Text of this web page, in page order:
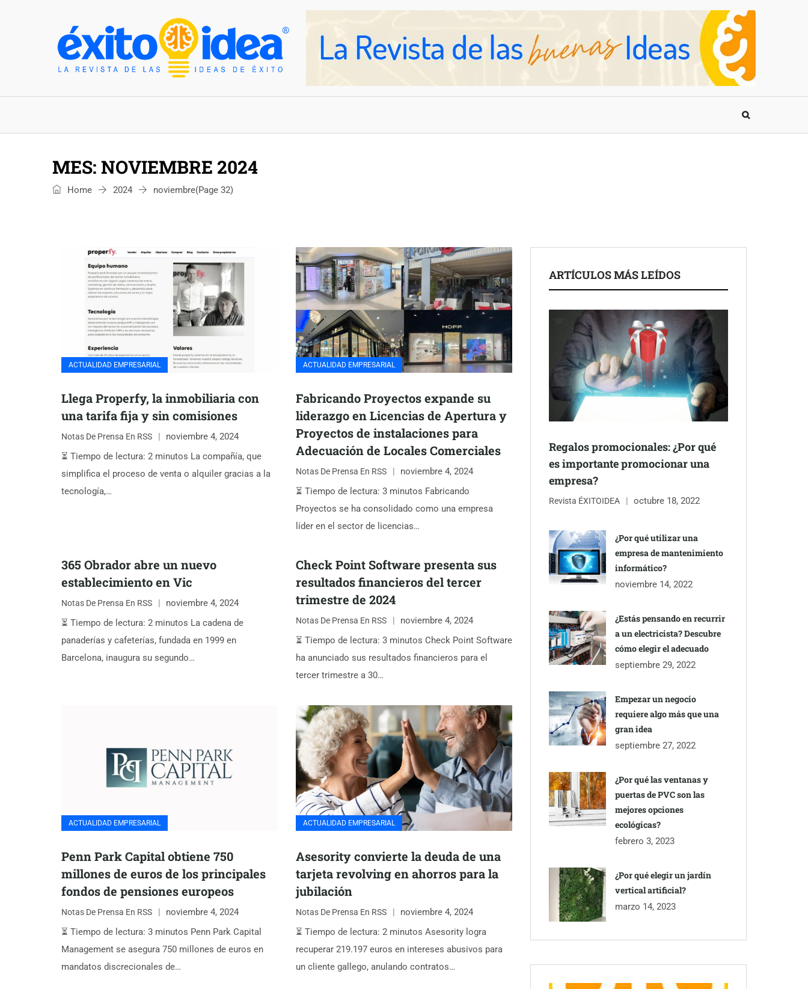
MES: NOVIEMBRE 2024
Home 2024 noviembre(Page 32)
ACTUALIDAD EMPRESARIAL
Llega Properfy, la inmobiliaria con
una tarifa fija y sin comisiones
Notas De Prensa En RSS
noviembre 4, 2024
⏳ Tiempo de lectura: 2 minutos La compañía, que
simplifica el proceso de venta o alquiler gracias a la
tecnología,…
ACTUALIDAD EMPRESARIAL
Fabricando Proyectos expande su
liderazgo en Licencias de Apertura y
Proyectos de instalaciones para
Adecuación de Locales Comerciales
Notas De Prensa En RSS
noviembre 4, 2024
⏳ Tiempo de lectura: 3 minutos Fabricando
Proyectos se ha consolidado como una empresa
líder en el sector de licencias…
365 Obrador abre un nuevo
establecimiento en Vic
Notas De Prensa En RSS
noviembre 4, 2024
⏳ Tiempo de lectura: 2 minutos La cadena de
panaderías y cafeterías, fundada en 1999 en
Barcelona, inaugura su segundo…
Check Point Software presenta sus
resultados financieros del tercer
trimestre de 2024
Notas De Prensa En RSS
noviembre 4, 2024
⏳ Tiempo de lectura: 3 minutos Check Point Software
ha anunciado sus resultados financieros para el
tercer trimestre a 30…
ACTUALIDAD EMPRESARIAL
Penn Park Capital obtiene 750
millones de euros de los principales
fondos de pensiones europeos
Notas De Prensa En RSS
noviembre 4, 2024
⏳ Tiempo de lectura: 3 minutos Penn Park Capital
Management se asegura 750 millones de euros en
mandatos discrecionales de…
ACTUALIDAD EMPRESARIAL
Asesority convierte la deuda de una
tarjeta revolving en ahorros para la
jubilación
Notas De Prensa En RSS
noviembre 4, 2024
⏳ Tiempo de lectura: 2 minutos Asesority logra
recuperar 219.197 euros en intereses abusivos para
un cliente gallego, anulando contratos…
ARTÍCULOS MÁS LEÍDOS
Regalos promocionales: ¿Por qué
es importante promocionar una
empresa?
Revista ÉXITOIDEA octubre 18, 2022
¿Por qué utilizar una
empresa de mantenimiento
informático?
noviembre 14, 2022
¿Estás pensando en recurrir
a un electricista? Descubre
cómo elegir el adecuado
septiembre 29, 2022
Empezar un negocio
requiere algo más que una
gran idea
septiembre 27, 2022
¿Por qué las ventanas y
puertas de PVC son las
mejores opciones
ecológicas?
febrero 3, 2023
¿Por qué elegir un jardín
vertical artificial?
marzo 14, 2023